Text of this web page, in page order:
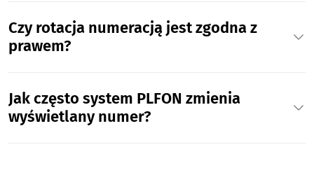
Czy rotacja numeracją jest zgodna z
prawem?
Jak często system PLFON zmienia
wyświetlany numer?